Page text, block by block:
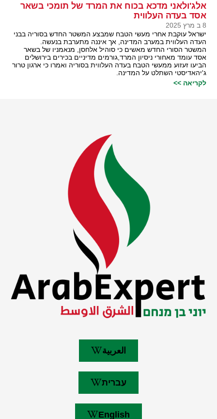
אלג'ולאני מדכא בכוח את המרד של תומכי בשאר
אסד בעדה העלווית
8 ב מרץ 2025
ישראל עוקבת אחרי מעשי הטבח שמבצע המשטר החדש בסוריה בבני
העדה העלווית במערב המדינה, אך איננה מתערבת בנעשה.
המשטר הסורי החדש מאשים כי סוהיל אלחסן, מנאמניו של בשאר
אסד עומד מאחורי ניסיון המרד,גורמים מדיניים בכירים בירושלים
הביעו זעזוע ממעשי הטבח בעדה העלווית בסוריה ואמרו כי ארגון טרור
ג'יהאדיסטי השתלט על המדינה.
לקריאה >>
العربية
עברית
English